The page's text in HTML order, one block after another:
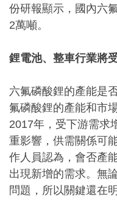
份研報顯示，國內六
2萬噸。
鋰電池、整車行業將
六氟磷酸鋰的產能是
氟磷酸鋰的產能和市
2017年，受下游需求
重影響，供需關係可
作人員認為，會否產
出現新增的需求。無
問題，所以關鍵還在